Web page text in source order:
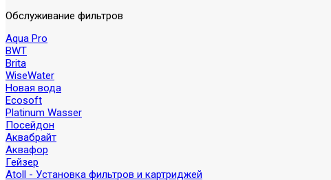
Обслуживание фильтров
Aqua Pro
BWT
Brita
WiseWater
Новая вода
Ecosoft
Platinum Wasser
Посейдон
Аквабрайт
Аквафор
Гейзер
Atoll - Установка фильтров и картриджей